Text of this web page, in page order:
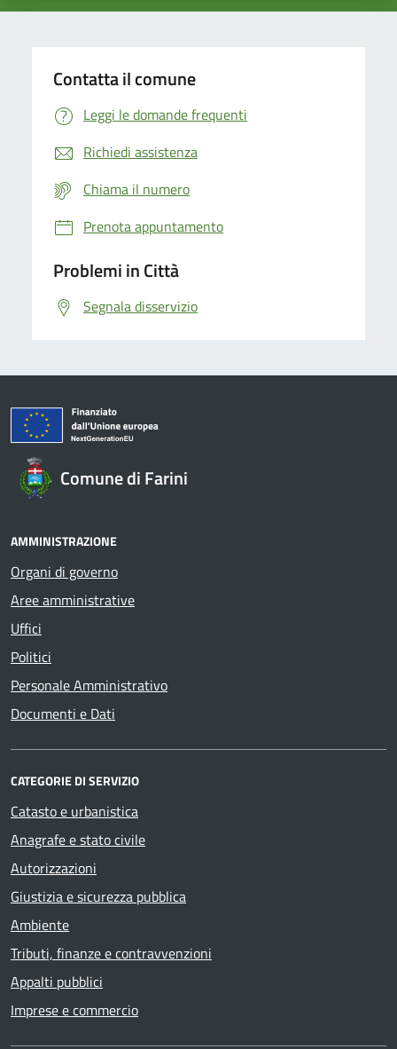
Contatta il comune
Leggi le domande frequenti
Richiedi assistenza
Chiama il numero
Prenota appuntamento
Problemi in Città
Segnala disservizio
Comune di Farini
AMMINISTRAZIONE
Organi di governo
Aree amministrative
Uffici
Politici
Personale Amministrativo
Documenti e Dati
CATEGORIE DI SERVIZIO
Catasto e urbanistica
Anagrafe e stato civile
Autorizzazioni
Giustizia e sicurezza pubblica
Ambiente
Tributi, finanze e contravvenzioni
Appalti pubblici
Imprese e commercio